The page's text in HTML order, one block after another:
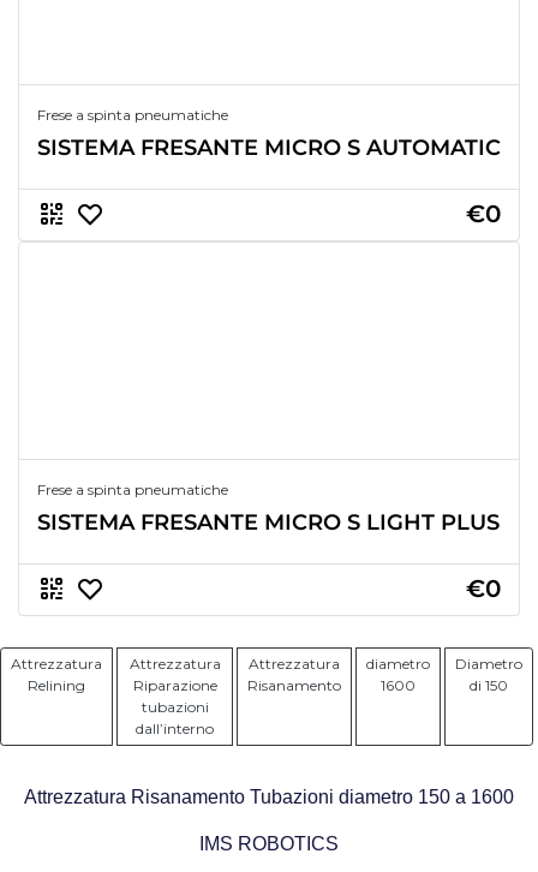
Frese a spinta pneumatiche
SISTEMA FRESANTE MICRO S AUTOMATIC
€0
Frese a spinta pneumatiche
SISTEMA FRESANTE MICRO S LIGHT PLUS
€0
Attrezzatura
Relining
Attrezzatura
Riparazione
tubazioni
dall’interno
Attrezzatura
Risanamento
diametro
1600
Diametro
di 150
Attrezzatura Risanamento Tubazioni diametro 150 a 1600
IMS ROBOTICS